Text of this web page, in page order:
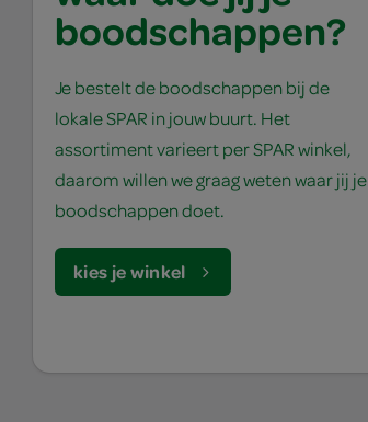
boodschappen?
Je bestelt de boodschappen bij de
lokale SPAR in jouw buurt. Het
assortiment varieert per SPAR winkel,
daarom willen we graag weten waar jij je
boodschappen doet.
kies je winkel